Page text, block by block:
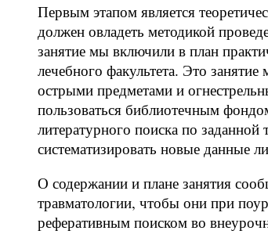
Первым этапом является
должен овладеть методикой
занятие мы включили в план
лечебного факультета. Это
острыми предметами и
пользоваться библиотечным
литературного поиска по
систематизировать новые данные
О содержании и плане занятия
травматологии, чтобы они при
реферативным поиском во